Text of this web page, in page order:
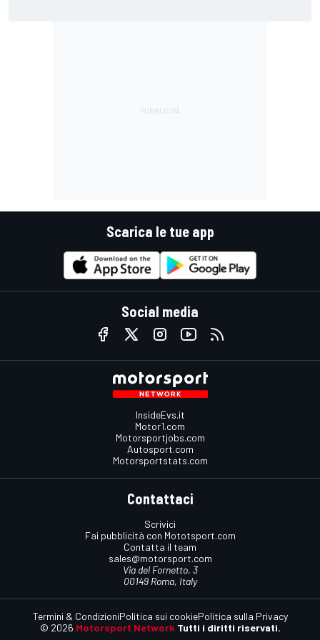
Scarica le tue app
Social media
InsideEvs.it
Motor1.com
Motorsportjobs.com
Autosport.com
Motorsportstats.com
Contattaci
Scrivici
Fai pubblicità con Mototsport.com
Contatta il team
sales@motorsport.com
Via del Fornetto, 3
00149 Roma, Italy
© 2026 Motorsport Network Tutti i diritti riservati.
Termini & CondizioniPolitica sui cookiePolitica sulla Privacy